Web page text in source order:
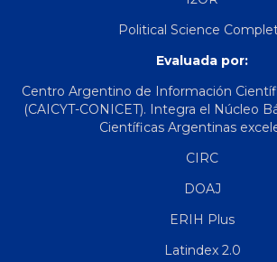
Political Science
Evaluada por:
Centro Argentino de Información
(CAICYT-CONICET). Integra el Núcleo
Científicas Argentinas
CIRC
DOAJ
ERIH Plus
Latindex 2.0